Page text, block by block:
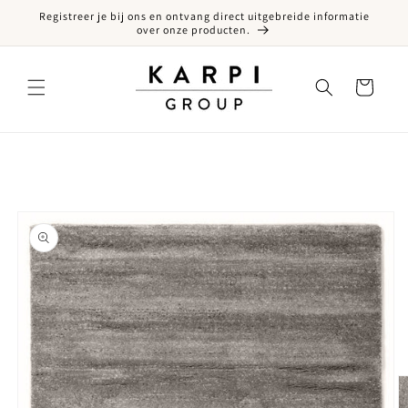
naar de content
Registreer je bij ons en ontvang direct uitgebreide informatie
over onze producten.
Winkelwagen
naar productinformatie